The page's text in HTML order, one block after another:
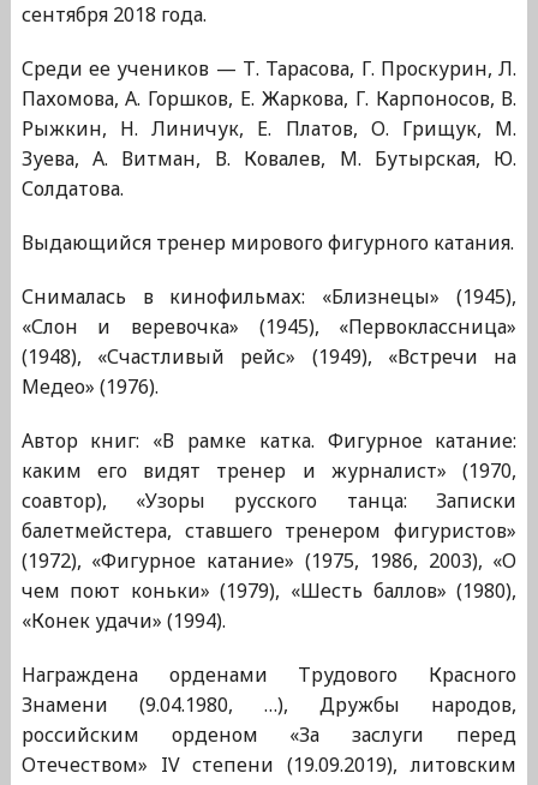
сентября 2018 года.
Среди ее учеников — Т. Тарасова, Г. Проскурин, Л.
Пахомова, А. Горшков, Е. Жаркова, Г. Карпоносов, В.
Рыжкин, Н. Линичук, Е. Платов, О. Грищук, М.
Зуева, А. Витман, В. Ковалев, М. Бутырская, Ю.
Солдатова.
Выдающийся тренер мирового фигурного катания.
Снималась в кинофильмах: «Близнецы» (1945),
«Слон и веревочка» (1945), «Первоклассница»
(1948), «Счастливый рейс» (1949), «Встречи на
Медео» (1976).
Автор книг: «В рамке катка. Фигурное катание:
каким его видят тренер и журналист» (1970,
соавтор), «Узоры русского танца: Записки
балетмейстера, ставшего тренером фигуристов»
(1972), «Фигурное катание» (1975, 1986, 2003), «О
чем поют коньки» (1979), «Шесть баллов» (1980),
«Конек удачи» (1994).
Награждена орденами Трудового Красного
Знамени (9.04.1980, …), Дружбы народов,
российским орденом «За заслуги перед
Отечеством» IV степени (19.09.2019), литовским